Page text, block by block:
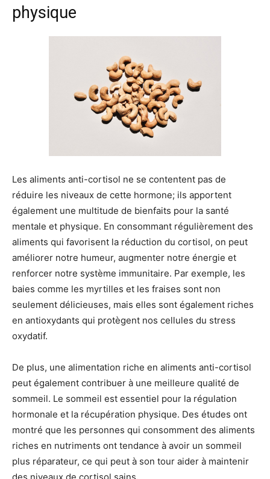
physique
Les aliments anti-cortisol ne se contentent pas de
réduire les niveaux de cette hormone; ils apportent
également une multitude de bienfaits pour la santé
mentale et physique. En consommant régulièrement des
aliments qui favorisent la réduction du cortisol, on peut
améliorer notre humeur, augmenter notre énergie et
renforcer notre système immunitaire. Par exemple, les
baies comme les myrtilles et les fraises sont non
seulement délicieuses, mais elles sont également riches
en antioxydants qui protègent nos cellules du stress
oxydatif.
De plus, une alimentation riche en aliments anti-cortisol
peut également contribuer à une meilleure qualité de
sommeil. Le sommeil est essentiel pour la régulation
hormonale et la récupération physique. Des études ont
montré que les personnes qui consomment des aliments
riches en nutriments ont tendance à avoir un sommeil
plus réparateur, ce qui peut à son tour aider à maintenir